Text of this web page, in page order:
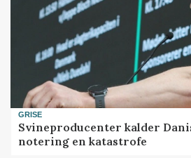
GRISE
Svineproducenter kalder
notering en katastrofe